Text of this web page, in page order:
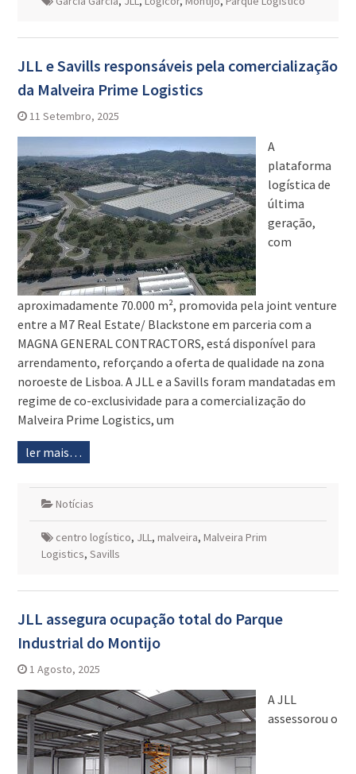
JLL e Savills responsáveis pela comercialização
da Malveira Prime Logistics
11 Setembro, 2025
A
plataforma
logística de
última
geração,
com
aproximadamente 70.000 m², promovida pela joint venture
entre a M7 Real Estate/ Blackstone em parceria com a
MAGNA GENERAL CONTRACTORS, está disponível para
arrendamento, reforçando a oferta de qualidade na zona
noroeste de Lisboa. A JLL e a Savills foram mandatadas em
regime de co-exclusividade para a comercialização do
Malveira Prime Logistics, um
ler mais…
Notícias
centro logístico, JLL, malveira, Malveira Prim
Logistics, Savills
JLL assegura ocupação total do Parque
Industrial do Montijo
1 Agosto, 2025
A JLL
assessorou o